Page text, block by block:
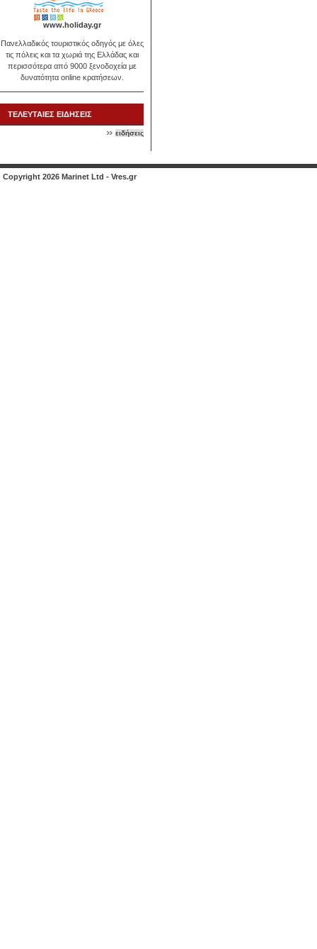
www.holiday.gr
Πανελλαδικός τουριστικός οδηγός με όλες
τις πόλεις και τα χωριά της Ελλάδας και
περισσότερα από 9000 ξενοδοχεία με
δυνατότητα online κρατήσεων.
ΤΕΛΕΥΤΑΙΕΣ ΕΙΔΗΣΕΙΣ
ειδήσεις
Copyright 2026 Marinet Ltd - Vres.gr